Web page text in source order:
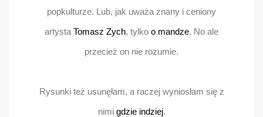
popkulturze. Lub, jak uważa znany i ceniony
artysta Tomasz Zych, tylko o mandze. No ale
przecież on nie rozumie.
Rysunki też usunęłam, a raczej wyniosłam się z
nimi gdzie indziej.